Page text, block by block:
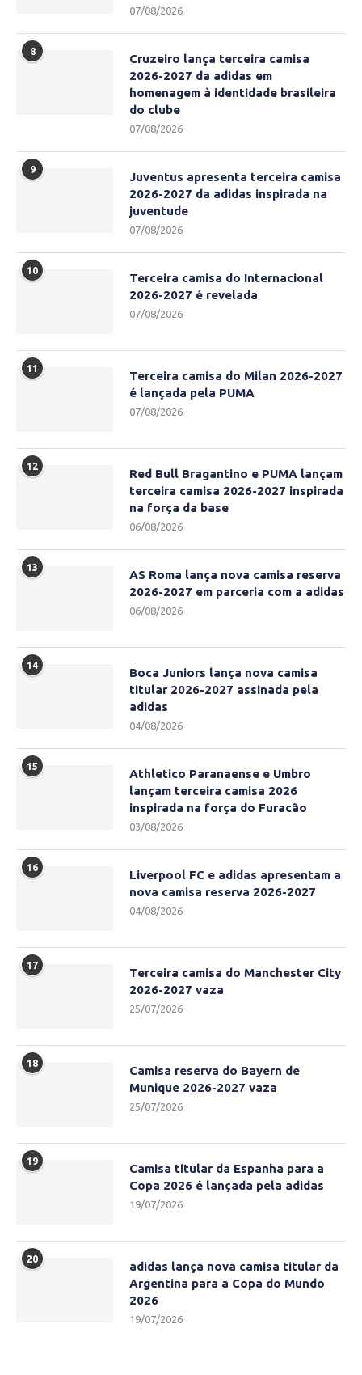
07/08/2026
8
Cruzeiro lança terceira camisa
2026-2027 da adidas em
homenagem à identidade brasileira
do clube
07/08/2026
9
Juventus apresenta terceira camisa
2026-2027 da adidas inspirada na
juventude
07/08/2026
10
Terceira camisa do Internacional
2026-2027 é revelada
07/08/2026
11
Terceira camisa do Milan 2026-2027
é lançada pela PUMA
07/08/2026
12
Red Bull Bragantino e PUMA lançam
terceira camisa 2026-2027 inspirada
na força da base
06/08/2026
13
AS Roma lança nova camisa reserva
2026-2027 em parceria com a adidas
06/08/2026
14
Boca Juniors lança nova camisa
titular 2026-2027 assinada pela
adidas
04/08/2026
15
Athletico Paranaense e Umbro
lançam terceira camisa 2026
inspirada na força do Furacão
03/08/2026
16
Liverpool FC e adidas apresentam a
nova camisa reserva 2026-2027
04/08/2026
17
Terceira camisa do Manchester City
2026-2027 vaza
25/07/2026
18
Camisa reserva do Bayern de
Munique 2026-2027 vaza
25/07/2026
19
Camisa titular da Espanha para a
Copa 2026 é lançada pela adidas
19/07/2026
20
adidas lança nova camisa titular da
Argentina para a Copa do Mundo
2026
19/07/2026